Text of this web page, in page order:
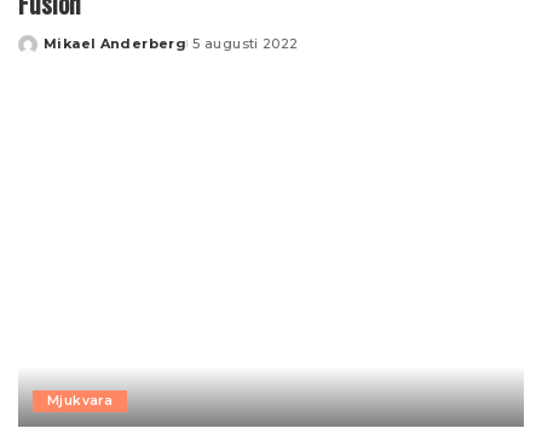
Posted
Mikael Anderberg 5 augusti 2022
Mjukvara